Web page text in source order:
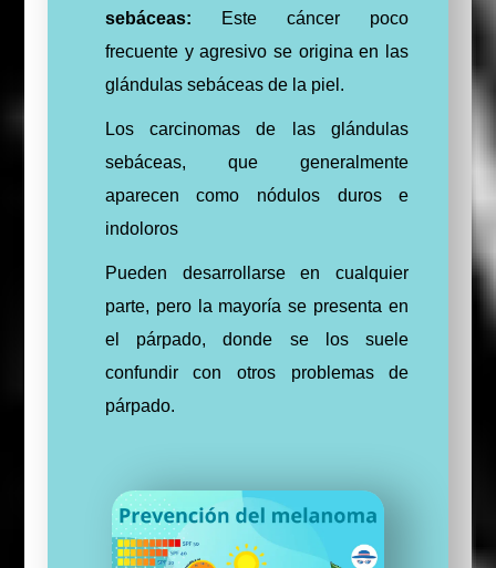
sebáceas: Este cáncer poco
frecuente y agresivo se origina en las
glándulas sebáceas de la piel.
Los carcinomas de las glándulas
sebáceas, que generalmente
aparecen como nódulos duros e
indoloros
Pueden desarrollarse en cualquier
parte, pero la mayoría se presenta en
el párpado, donde se los suele
confundir con otros problemas de
párpado.